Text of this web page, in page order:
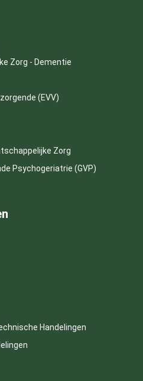
Zorg - Dementie
(EVV)
Zorg
Psychogeriatrie (GVP)
Handelingen